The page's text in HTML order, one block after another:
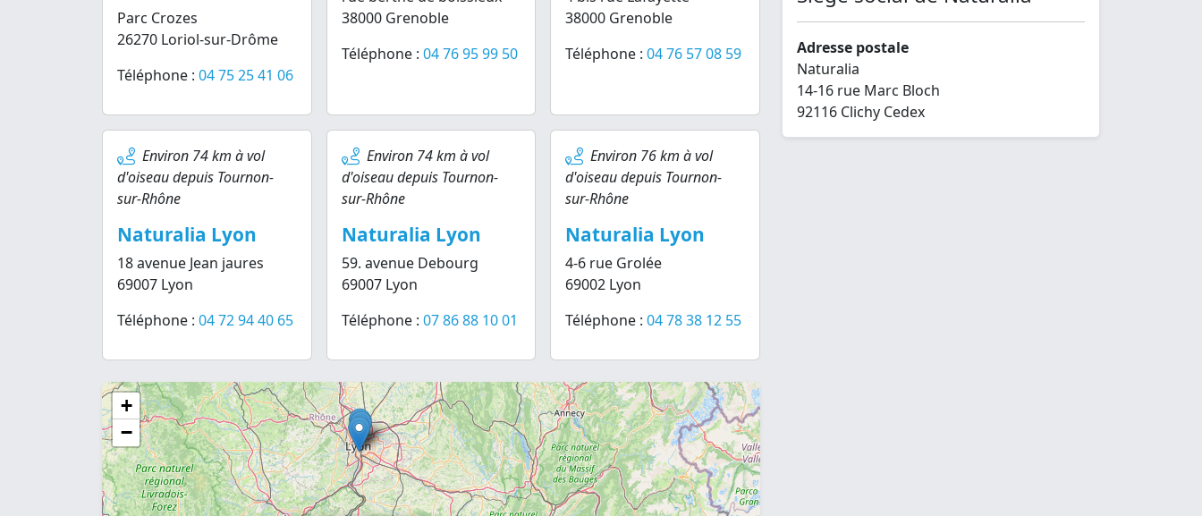
Parc Crozes
26270 Loriol-sur-Drôme
Téléphone : 04 75 25 41 06
38000 Grenoble
Téléphone : 04 76 95 99 50
38000 Grenoble
Téléphone :04 76 57 08 59
Environ 74 km à vol
d'oiseau depuis Tournon-
sur-Rhône
Naturalia Lyon
18 avenue Jean jaures
69007 Lyon
Téléphone : 04 72 94 40 65
Environ 74 km à vol
d'oiseau depuis Tournon-
sur-Rhône
Naturalia Lyon
59. avenue Debourg
69007 Lyon
Téléphone : 07 86 88 10 01
Environ 76 km à vol
d'oiseau depuis Tournon-
sur-Rhône
Naturalia Lyon
4-6 rue Grolée
69002 Lyon
Téléphone :04 78 38 12 55
+
−
Adresse postale
Naturalia
14-16 rue Marc Bloch
92116 Clichy Cedex